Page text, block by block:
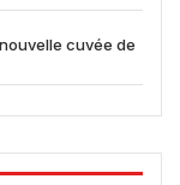
cuvée de